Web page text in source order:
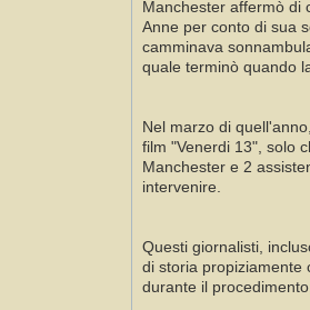
Manchester affermò di
Anne per conto di sua
camminava
quale terminò quando
Nel marzo di
film "Venerdi 13", solo
Manchester e 2
intervenire.
Questi giornalisti,
di storia propiziamente
durante il